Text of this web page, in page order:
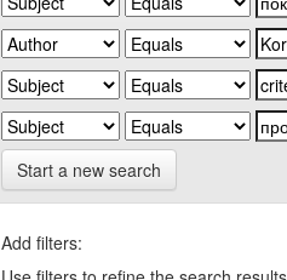
Start a new search
Add filters: